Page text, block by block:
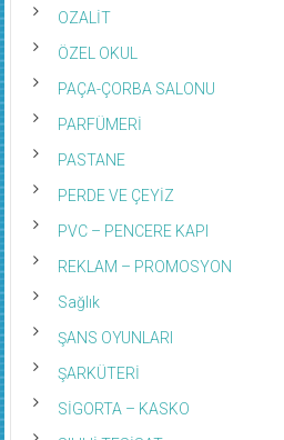
OZALİT
ÖZEL OKUL
PAÇA-ÇORBA SALONU
PARFÜMERİ
PASTANE
PERDE VE ÇEYİZ
PVC – PENCERE KAPI
REKLAM – PROMOSYON
Sağlık
ŞANS OYUNLARI
ŞARKÜTERİ
SİGORTA – KASKO